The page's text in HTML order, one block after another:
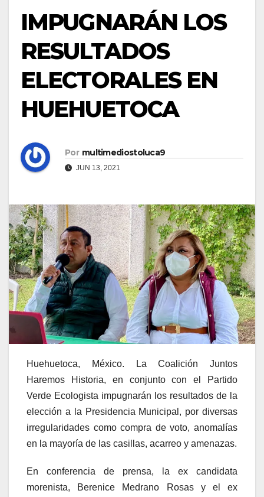
IMPUGNARÁN LOS
RESULTADOS
ELECTORALES EN
HUEHUETOCA
Por multimediostoluca9
JUN 13, 2021
Huehuetoca, México. La Coalición Juntos
Haremos Historia, en conjunto con el Partido
Verde Ecologista impugnarán los resultados de la
elección a la Presidencia Municipal, por diversas
irregularidades como compra de voto, anomalías
en la mayoría de las casillas, acarreo y amenazas.
En conferencia de prensa, la ex candidata
morenista, Berenice Medrano Rosas y el ex